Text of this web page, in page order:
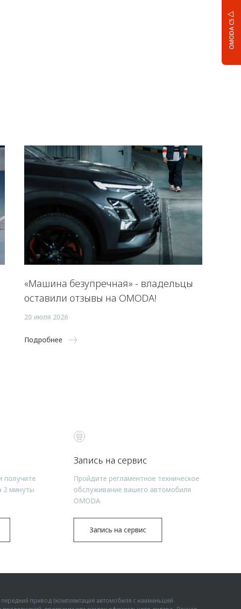
OMODA C5
«Машина безупречная» - владельцы
оставили отзывы на OMODA!
20 июля 2026
Подробнее
получите
2 минуты
Запись на сервис
Пройдите регламентное техническое
обслуживание вашего автомобиля
OMODA
Запись на сервис
привод (комплектация автомобиля с наименьшей